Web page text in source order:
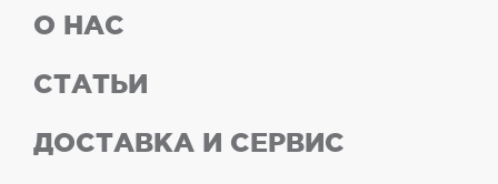
О НАС
СТАТЬИ
ДОСТАВКА И СЕРВИС